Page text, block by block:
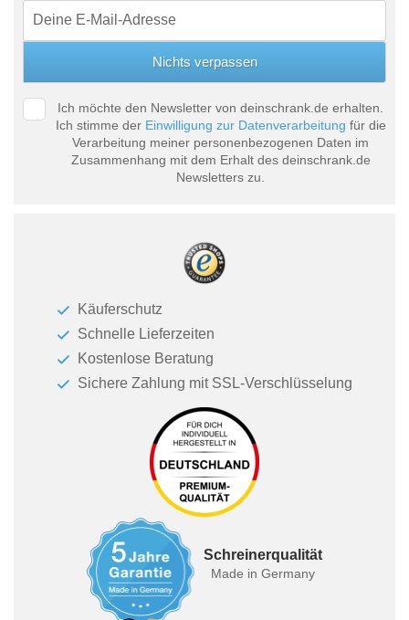
Ich möchte den Newsletter von deinschrank.de erhalten.
Ich stimme der Einwilligung zur Datenverarbeitung für die
Verarbeitung meiner personenbezogenen Daten im
Zusammenhang mit dem Erhalt des deinschrank.de
Newsletters zu.
Käuferschutz
Schnelle Lieferzeiten
Kostenlose Beratung
Sichere Zahlung mit SSL-Verschlüsselung
Schreinerqualität
Made in Germany